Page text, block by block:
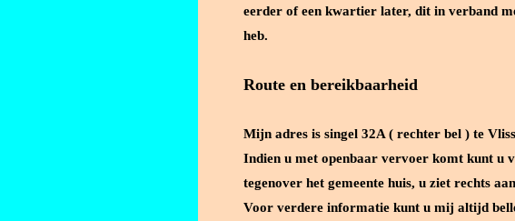
eerder of een kwartier later, dit in verband
heb.
Route en bereikbaarheid
Mijn adres is singel 32A ( rechter bel ) te
Indien u met openbaar vervoer komt kunt u
tegenover het gemeente huis, u ziet rechts
Voor verdere informatie kunt u mij altijd